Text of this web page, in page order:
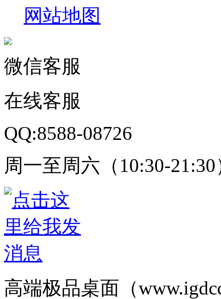
网站地图
微信客服
在线客服
QQ:8588-08726
周一至周六（10:30-21:30
高端极品桌面（